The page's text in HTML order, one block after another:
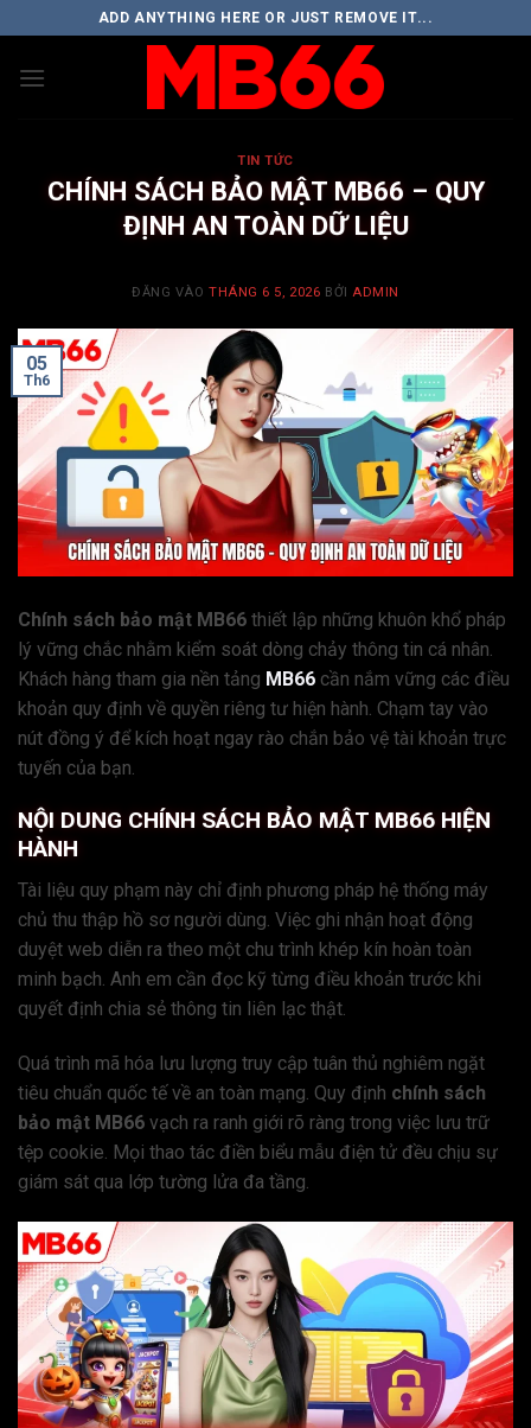
qua
nội
ADD ANYTHING HERE OR JUST REMOVE IT...
TIN TỨC
CHÍNH SÁCH BẢO MẬT MB66 – QUY
ĐỊNH AN TOÀN DỮ LIỆU
ĐĂNG VÀO THÁNG 6 5, 2026 BỞI ADMIN
05
Th6
Chính sách bảo mật MB66 thiết lập những khuôn khổ pháp
lý vững chắc nhằm kiểm soát dòng chảy thông tin cá nhân.
Khách hàng tham gia nền tảng MB66 cần nắm vững các điều
khoản quy định về quyền riêng tư hiện hành. Chạm tay vào
nút đồng ý để kích hoạt ngay rào chắn bảo vệ tài khoản trực
tuyến của bạn.
NỘI DUNG CHÍNH SÁCH BẢO MẬT MB66 HIỆN
HÀNH
Tài liệu quy phạm này chỉ định phương pháp hệ thống máy
chủ thu thập hồ sơ người dùng. Việc ghi nhận hoạt động
duyệt web diễn ra theo một chu trình khép kín hoàn toàn
minh bạch. Anh em cần đọc kỹ từng điều khoản trước khi
quyết định chia sẻ thông tin liên lạc thật.
Quá trình mã hóa lưu lượng truy cập tuân thủ nghiêm ngặt
tiêu chuẩn quốc tế về an toàn mạng. Quy định chính sách
bảo mật MB66 vạch ra ranh giới rõ ràng trong việc lưu trữ
tệp cookie. Mọi thao tác điền biểu mẫu điện tử đều chịu sự
giám sát qua lớp tường lửa đa tầng.